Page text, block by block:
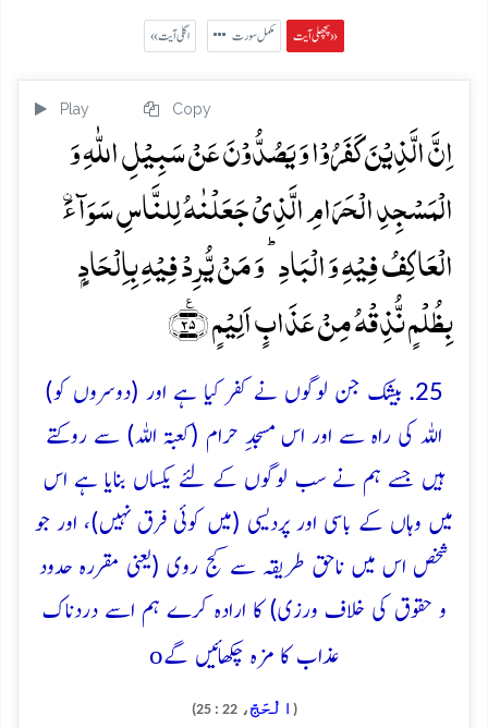
پچھلی آیت » مکمل سورت « اگلی آیت
Play Copy
اِنَّ الَّذِیۡنَ کَفَرُوۡا وَ یَصُدُّوۡنَ عَنۡ سَبِیۡلِ اللّٰہِ وَ
الۡمَسۡجِدِ الۡحَرَامِ الَّذِیۡ جَعَلۡنٰہُ لِلنَّاسِ سَوَآءَۨ
الۡعَاکِفُ فِیۡہِ وَ الۡبَادِ ؕ وَ مَنۡ یُّرِدۡ فِیۡہِ بِاِلۡحَادٍۭ
بِظُلۡمٍ نُّذِقۡہُ مِنۡ عَذَابٍ اَلِیۡمٍ ﴿٪۲۵﴾
25. بیشک جن لوگوں نے کفر کیا ہے اور (دوسروں کو)
اللہ کی راہ سے اور اس مسجدِ حرام (کعبۃ اللہ) سے روکتے
ہیں جسے ہم نے سب لوگوں کے لئے یکساں بنایا ہے اس
میں وہاں کے باسی اور پردیسی (میں کوئی فرق نہیں)، اور جو
شخص اس میں ناحق طریقہ سے کج روی (یعنی مقررہ حدود
و حقوق کی خلاف ورزی) کا ارادہ کرے ہم اسے دردناک
عذاب کا مزہ چکھائیں گےo
( الْحَجّ ، 22 : 25)